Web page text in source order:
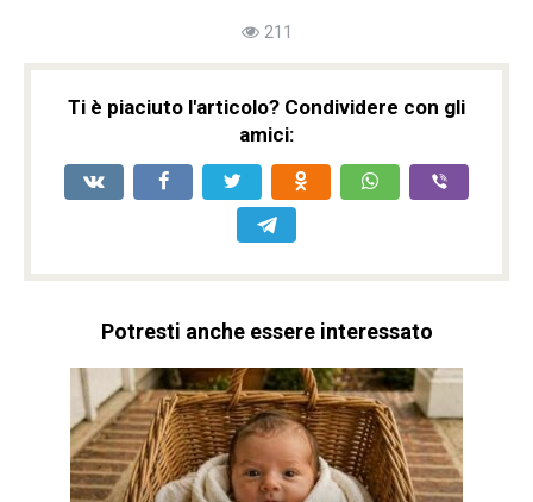
211
Ti è piaciuto l'articolo? Condividere con gli
amici:
Potresti anche essere interessato